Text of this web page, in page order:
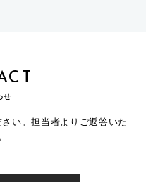
せ
い。担当者よりご返答いた